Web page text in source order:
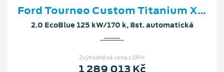
Ford Tourneo Custom Titanium X L1
2.0 EcoBlue 125 kW/170 k, 8st. automatická
Zvýhodněná cena s DPH
1 289 013 Kč